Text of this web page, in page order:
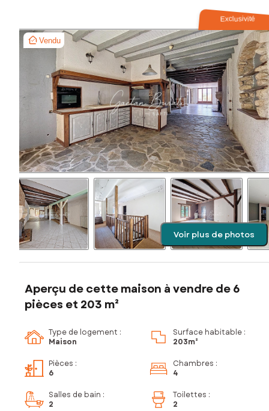
Exclusivité
Vendu
Voir plus de photos
Aperçu de cette maison à vendre de 6
pièces et 203 m²
Type de logement :
Maison
Surface habitable :
203m²
Pièces :
6
Chambres :
4
Salles de bain :
2
Toilettes :
2